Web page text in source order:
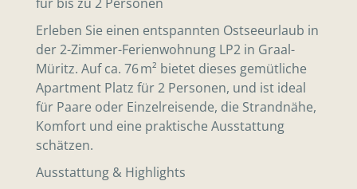
Erleben Sie einen entspannten Ostseeurlaub in
der 2-Zimmer-Ferienwohnung LP2 in Graal-
Müritz. Auf ca. 76 m² bietet dieses gemütliche
Apartment Platz für 2 Personen, und ist ideal
für Paare oder Einzelreisende, die Strandnähe,
Komfort und eine praktische Ausstattung
schätzen.
Ausstattung & Highlights